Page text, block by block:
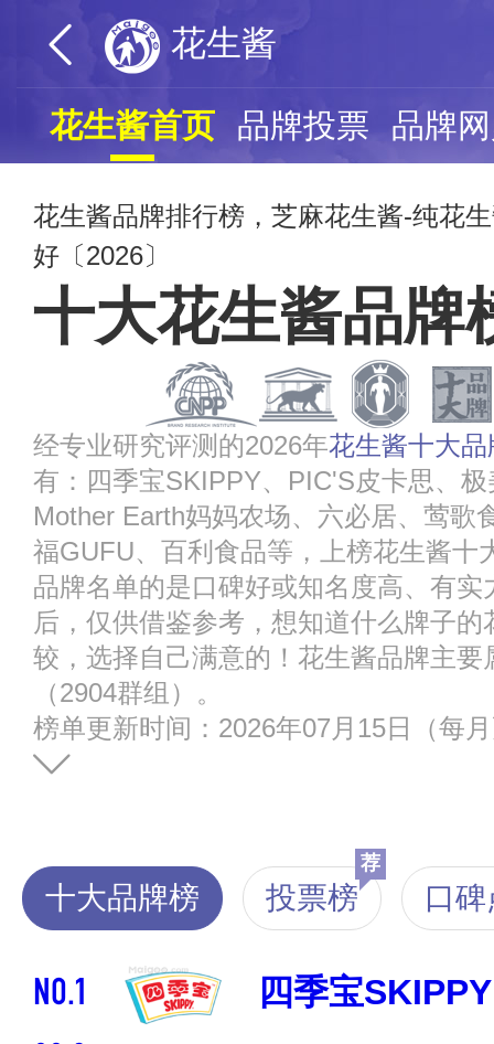
花生酱
花生酱首页 品牌投票 品牌
花生酱品牌排行榜，芝麻花生酱-纯花
好〔2026〕
十大花生酱品牌
经专业研究评测的2026年花生酱十大
有：四季宝SKIPPY、PIC'S皮卡思、
Mother Earth妈妈农场、六必居、莺歌
福GUFU、百利食品等，上榜花生酱十
品牌名单的是口碑好或知名度高、有
后，仅供借鉴参考，想知道什么牌子
较，选择自己满意的！花生酱品牌主
（2904群组）。
榜单更新时间：2026年07月15日（每
十大品牌榜 投票榜
荐
口
NO.1 四季宝SKIPPY